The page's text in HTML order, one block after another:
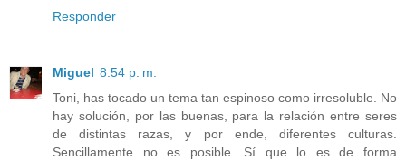
Responder
Miguel 8:54 p. m.
Toni, has tocado un tema tan espinoso como irresoluble. No
hay solución, por las buenas, para la relación entre seres
de distintas razas, y por ende, diferentes culturas.
Sencillamente no es posible. Sí que lo es de forma